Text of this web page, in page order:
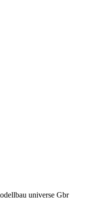
universe Gbr